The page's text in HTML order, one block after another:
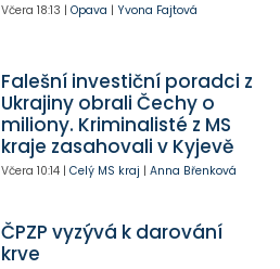
Včera 18:13 | Opava | Yvona Fajtová
Falešní investiční poradci z
Ukrajiny obrali Čechy o
miliony. Kriminalisté z MS
kraje zasahovali v Kyjevě
Včera 10:14| Celý MS kraj | Anna Břenková
ČPZP vyzývá k darování
krve